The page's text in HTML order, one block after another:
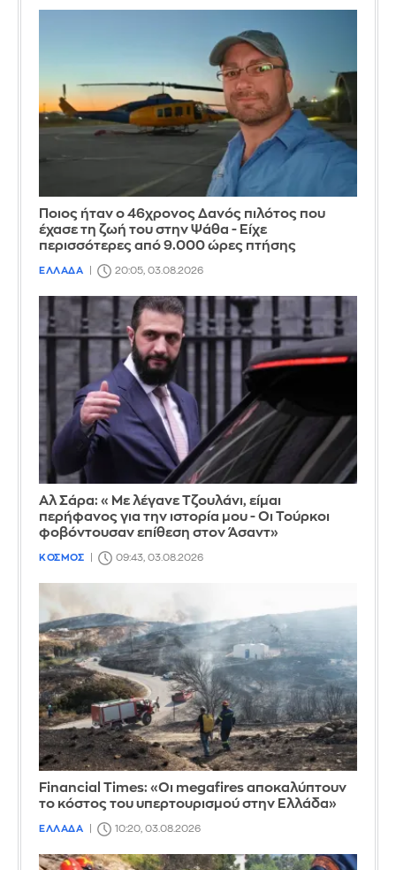
Ποιος ήταν ο 46χρονος Δανός πιλότος που
έχασε τη ζωή του στην Ψάθα - Είχε
περισσότερες από 9.000 ώρες πτήσης
ΕΛΛΑΔΑ 20:05, 03.08.2026
Αλ Σάρα: «Με λέγανε Τζουλάνι, είμαι
περήφανος για την ιστορία μου - Οι Τούρκοι
φοβόντουσαν επίθεση στον Άσαντ»
ΚΟΣΜΟΣ 09:43, 03.08.2026
Financial Times: «Οι megafires αποκαλύπτουν
το κόστος του υπερτουρισμού στην Ελλάδα»
ΕΛΛΑΔΑ 10:20, 03.08.2026